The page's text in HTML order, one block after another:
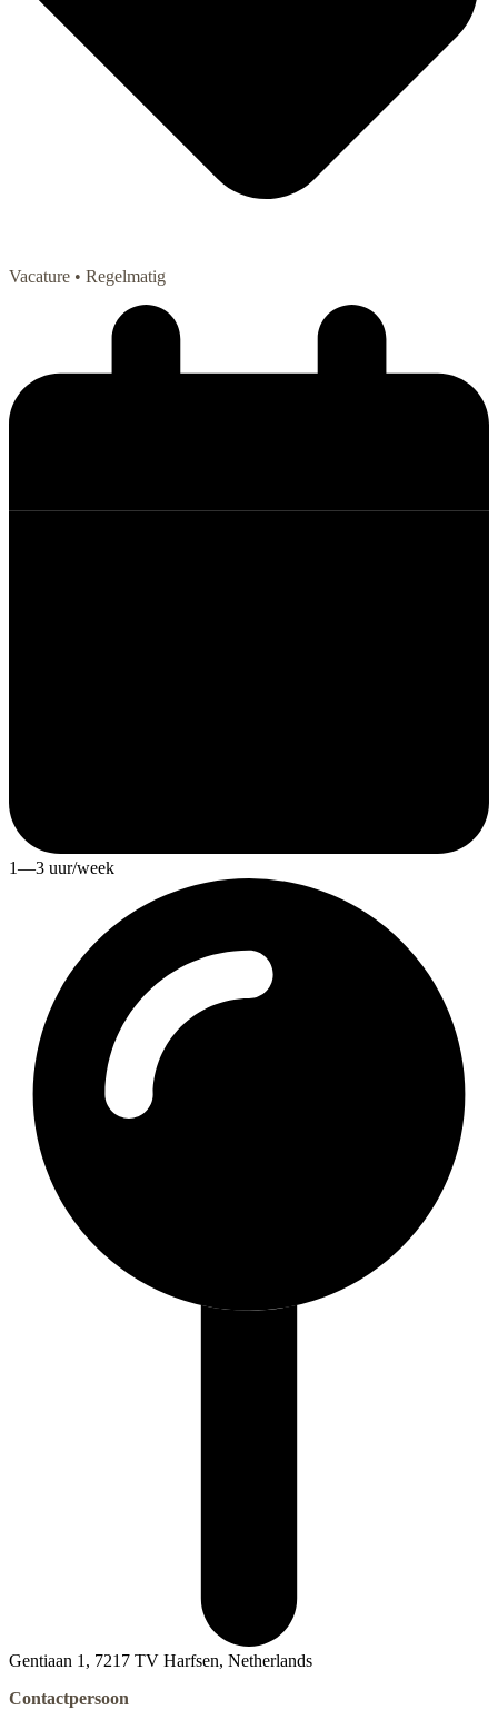
Vacature • Regelmatig
1—3 uur/week
Gentiaan 1, 7217 TV Harfsen, Netherlands
Contactpersoon